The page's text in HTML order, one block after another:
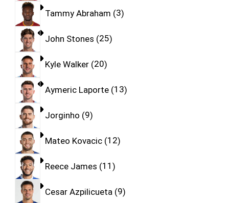
Tammy Abraham 3
John Stones 25
Kyle Walker 20
Aymeric Laporte 13
Jorginho 9
Mateo Kovacic 12
Reece James 11
Cesar Azpilicueta 9